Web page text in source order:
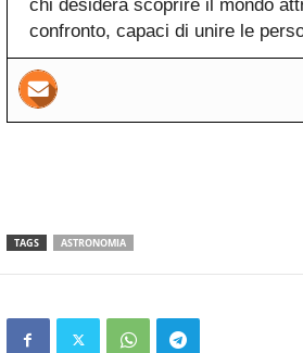
chi desidera scoprire il mondo
confronto, capaci di unire le
TAGS ASTRONOMIA